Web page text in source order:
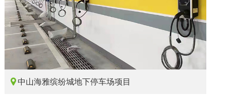
 中山海雅缤纷城地下停车场项目